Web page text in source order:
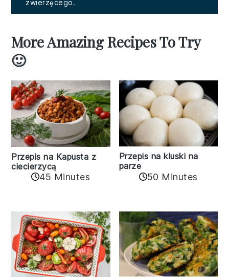
zwierzęcego.
More Amazing Recipes To Try
🙂
Przepis na Kapusta z
ciecierzycą
45 Minutes
Przepis na kluski na
parze
50 Minutes